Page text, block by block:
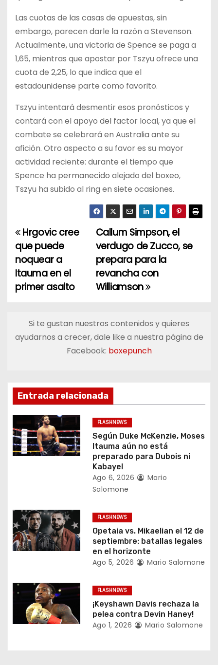
Las cuotas de las casas de apuestas, sin
embargo, parecen darle la razón a Stevenson.
Actualmente, una victoria de Spence se paga a
1,65, mientras que apostar por Tszyu ofrece una
cuota de 2,25, lo que indica que el
estadounidense parte como favorito.
Tszyu intentará desmentir esos pronósticos y
contará con el apoyo del factor local, ya que el
combate se celebrará en Australia ante su
afición. Otro aspecto a su favor es su mayor
actividad reciente: durante el tiempo que
Spence ha permanecido alejado del boxeo,
Tszyu ha subido al ring en siete ocasiones.
N
a
v
e
a
ó
n
d
e
t
r
d
s
Callum Simpson, el
verdugo de Zucco, se
prepara para la
revancha con
Williamson
Hrgovic cree
que puede
noquear a
Itauma en el
primer asalto
Si te gustan nuestros contenidos y quieres
ayudarnos a crecer, dale like a nuestra página de
Facebook: boxepunch
Entrada relacionada
FLASHNEWS
Según Duke McKenzie, Moses
Itauma aún no está
preparado para Dubois ni
Kabayel
Ago 6, 2026
Mario
Salomone
FLASHNEWS
Opetaia vs. Mikaelian el 12 de
septiembre: batallas legales
en el horizonte
Ago 5, 2026 Mario Salomone
FLASHNEWS
¡Keyshawn Davis rechaza la
pelea contra Devin Haney!
Ago 1, 2026 Mario Salomone